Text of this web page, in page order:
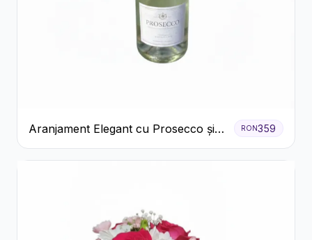
Aranjament Elegant cu Prosecco și
Flori Galbene.
RON359